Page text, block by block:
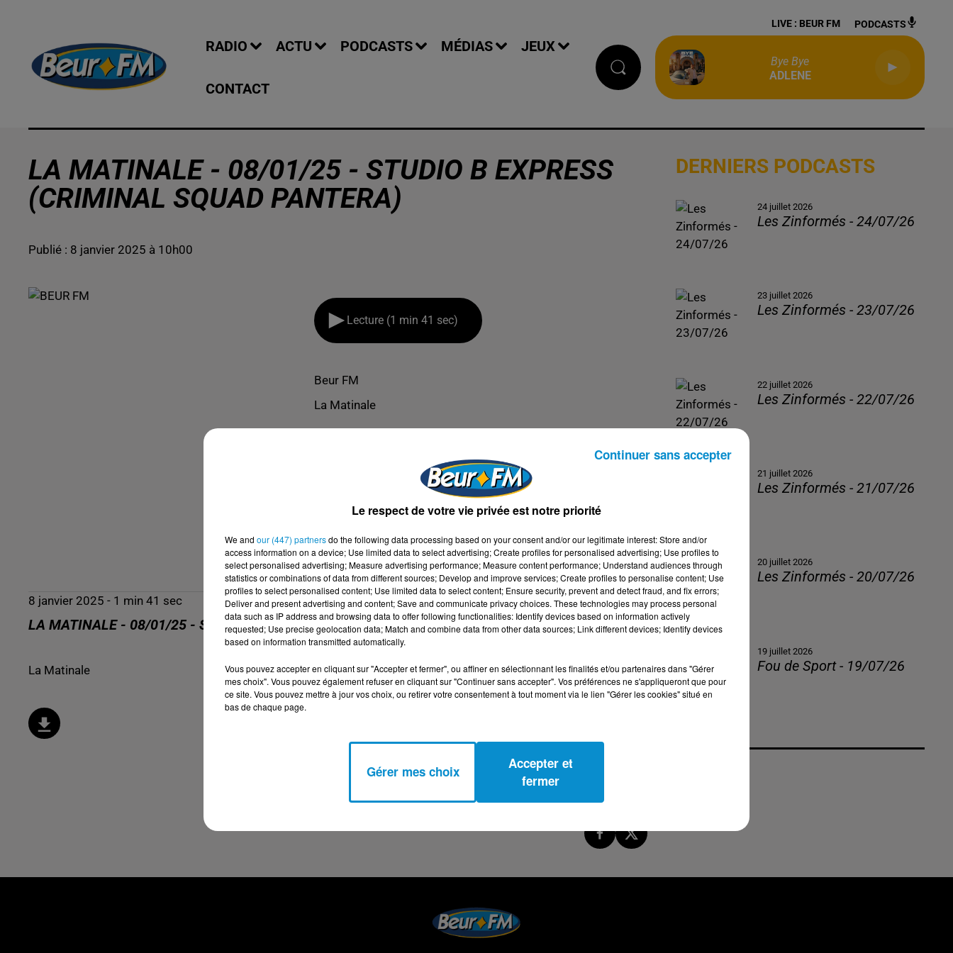
RADIO ACTU PODCASTS MÉDIAS JEUX
CONTACT
LIVE : BEUR FM PODCASTS
Bye Bye
ADLENE
LA MATINALE - 08/01/25 - STUDIO B EXPRESS
(CRIMINAL SQUAD PANTERA)
Publié : 8 janvier 2025 à 10h00
Lecture (1 min 41 sec)
Beur FM
La Matinale
8 janvier 2025 - 1 min 41 sec
LA MATINALE - 08/01/25 - STUDIO B EXPRESS (CRIMINAL SQUAD PANTERA)
La Matinale
DERNIERS PODCASTS
24 juillet 2026
Les Zinformés - 24/07/26
23 juillet 2026
Les Zinformés - 23/07/26
22 juillet 2026
Les Zinformés - 22/07/26
21 juillet 2026
Les Zinformés - 21/07/26
20 juillet 2026
Les Zinformés - 20/07/26
19 juillet 2026
Fou de Sport - 19/07/26
Le respect de votre vie privée est notre priorité
We and our (447) partnersdo the following data processing based on your consent and/or our legitimate interest: Store and/or
access information on a device; Use limited data to select advertising; Create profiles for personalised advertising; Use profiles to
select personalised advertising; Measure advertising performance; Measure content performance; Understand audiences through
statistics or combinations of data from different sources; Develop and improve services; Create profiles to personalise content; Use
profiles to select personalised content; Use limited data to select content; Ensure security, prevent and detect fraud, and fix errors;
Deliver and present advertising and content; Save and communicate privacy choices. These technologies may process personal
data such as IP address and browsing data to offer following functionalities: Identify devices based on information actively
requested; Use precise geolocation data; Match and combine data from other data sources; Link different devices; Identify devices
based on information transmitted automatically.
Vous pouvez accepter en cliquant sur "Accepter et fermer", ou affiner en sélectionnant les finalités et/ou partenaires dans "Gérer
mes choix". Vous pouvez également refuser en cliquant sur "Continuer sans accepter". Vos préférences ne s'appliqueront que pour
ce site. Vous pouvez mettre à jour vos choix, ou retirer votre consentement à tout moment via le lien "Gérer les cookies" situé en
bas de chaque page.
Gérer mes choix
Accepter et
fermer
Continuer sans accepter